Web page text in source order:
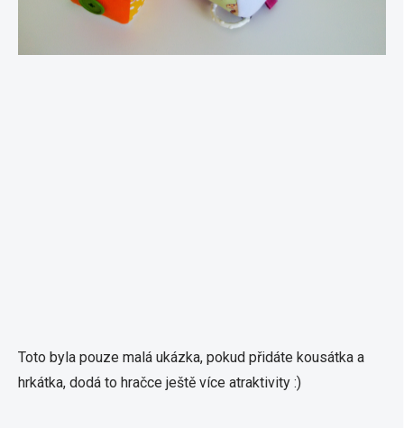
Toto byla pouze malá ukázka, pokud přidáte kousátka a
hrkátka, dodá to hračce ještě více atraktivity :)